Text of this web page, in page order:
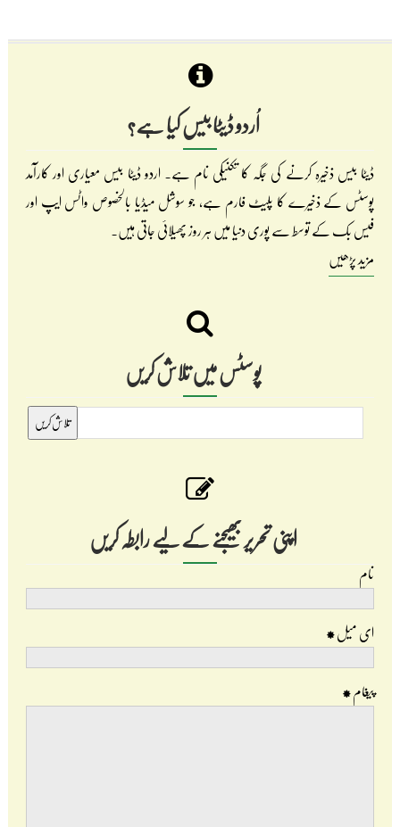
اُردو ڈیٹا بیس کیا ہے؟
ڈیٹا بیس ذخیرہ کرنے کی جگہ کا تکنیکی نام ہے۔ اردو ڈیٹا بیس معیاری اور کارآمد
پوسٹس کے ذخیرے کا پلیٹ فارم ہے، جو سوشل میڈیا بالخصوص واٹس ایپ اور
فیس بک کے توسط سے پوری دنیا میں ہر روز پھیلائی جاتی ہیں۔
مزید پڑھیں
پوسٹس میں تلاش کریں
اپنی تحریر بھیجنے کے لیے رابطہ کریں
نام
ای میل*
پیغام*